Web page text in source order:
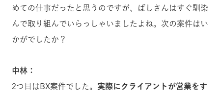
めての仕事だったと思うのですが、ばしさんはすぐ馴染
んで取り組んでいらっしゃいましたよね。次の案件はい
かがでしたか？
中林：
2つ目はBX案件でした。 実際にクライアントが営業をす